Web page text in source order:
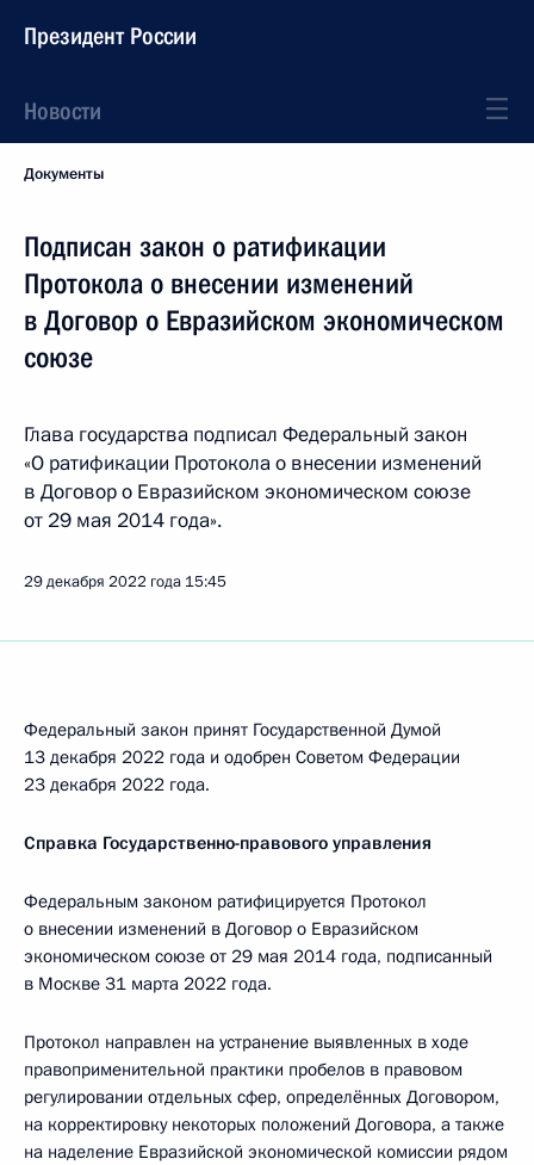
Президент России
Новости
Документы
Подписан закон о ратификации
Протокола о внесении изменений
в Договор о Евразийском экономическом
союзе
Глава государства подписал Федеральный закон
«О ратификации Протокола о внесении изменений
в Договор о Евразийском экономическом союзе
от 29 мая 2014 года».
29 декабря 2022 года 15:45
Федеральный закон принят Государственной Думой
13 декабря 2022 года и одобрен Советом Федерации
23 декабря 2022 года.
Справка Государственно-правового управления
Федеральным законом ратифицируется Протокол
о внесении изменений в Договор о Евразийском
экономическом союзе от 29 мая 2014 года, подписанный
в Москве 31 марта 2022 года.
Протокол направлен на устранение выявленных в ходе
правоприменительной практики пробелов в правовом
регулировании отдельных сфер, определённых Договором,
на корректировку некоторых положений Договора, а также
на наделение Евразийской экономической комиссии рядом